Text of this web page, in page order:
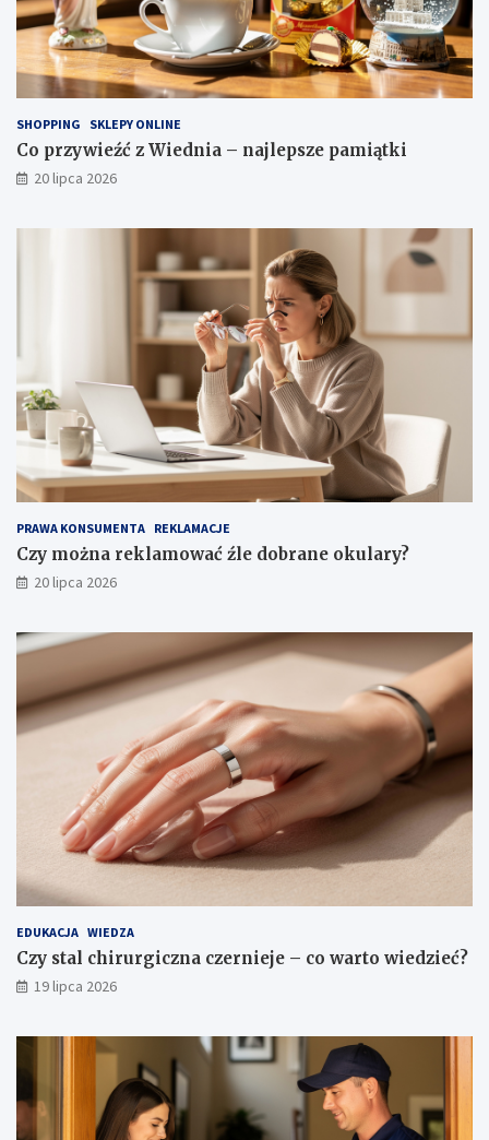
SHOPPING SKLEPY ONLINE
Co przywieźć z Wiednia – najlepsze pamiątki
20 lipca 2026
PRAWA KONSUMENTA REKLAMACJE
Czy można reklamować źle dobrane okulary?
20 lipca 2026
EDUKACJA WIEDZA
Czy stal chirurgiczna czernieje – co warto wiedzieć?
19 lipca 2026